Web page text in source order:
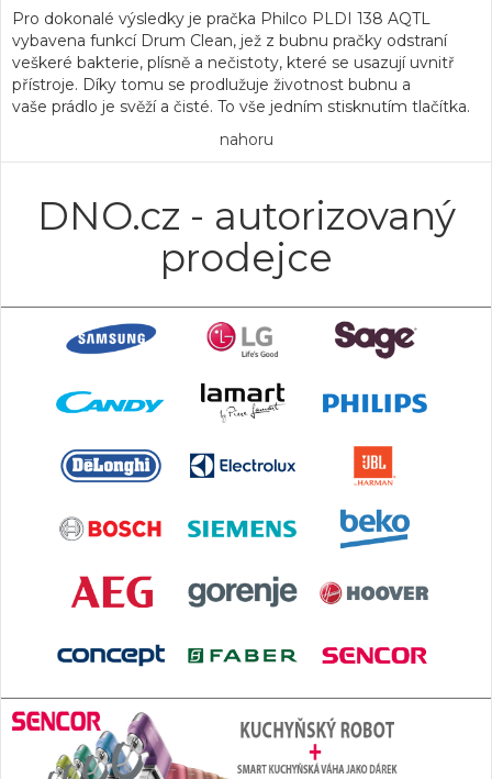
Pro dokonalé výsledky je pračka Philco PLDI 138 AQTL
vybavena funkcí Drum Clean, jež z bubnu pračky odstraní
veškeré bakterie, plísně a nečistoty, které se usazují uvnitř
přístroje. Díky tomu se prodlužuje životnost bubnu a
vaše prádlo je svěží a čisté. To vše jedním stisknutím tlačítka.
nahoru
DNO.cz - autorizovaný
prodejce